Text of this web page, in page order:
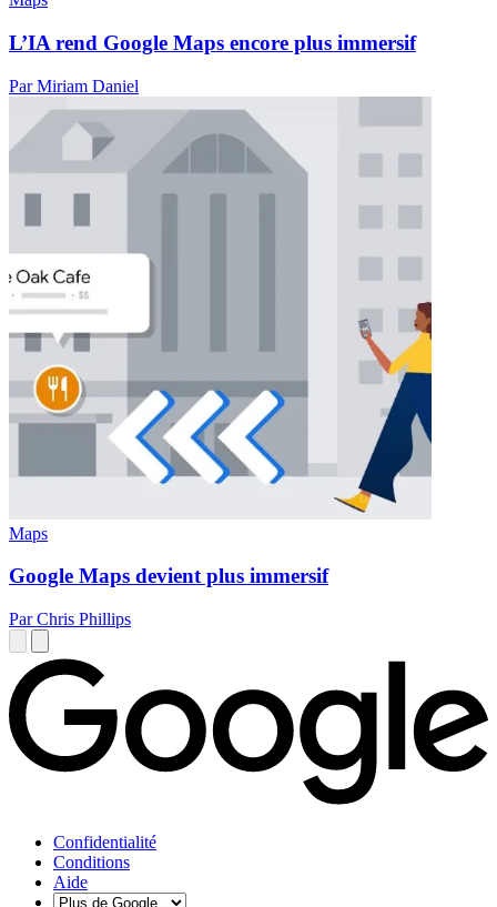
L’IA rend Google Maps encore plus immersif
Par Miriam Daniel
Maps
Google Maps devient plus immersif
Par Chris Phillips
Confidentialité
Conditions
Aide